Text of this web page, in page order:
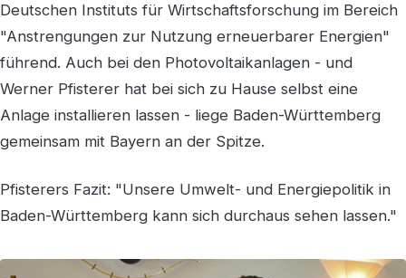
Deutschen Instituts für Wirtschaftsforschung im Bereich
"Anstrengungen zur Nutzung erneuerbarer Energien"
führend. Auch bei den Photovoltaikanlagen - und
Werner Pfisterer hat bei sich zu Hause selbst eine
Anlage installieren lassen - liege Baden-Württemberg
gemeinsam mit Bayern an der Spitze.
Pfisterers Fazit: "Unsere Umwelt- und Energiepolitik in
Baden-Württemberg kann sich durchaus sehen lassen."